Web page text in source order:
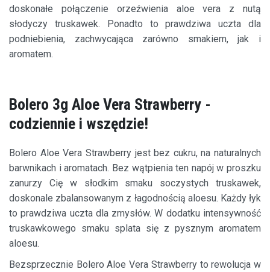
doskonałe połączenie orzeźwienia aloe vera z nutą
słodyczy truskawek. Ponadto to prawdziwa uczta dla
podniebienia, zachwycająca zarówno smakiem, jak i
aromatem.
Bolero 3g Aloe Vera Strawberry -
codziennie i wszędzie!
Bolero Aloe Vera Strawberry jest bez cukru, na naturalnych
barwnikach i aromatach. Bez wątpienia ten napój w proszku
zanurzy Cię w słodkim smaku soczystych truskawek,
doskonale zbalansowanym z łagodnością aloesu. Każdy łyk
to prawdziwa uczta dla zmysłów. W dodatku intensywność
truskawkowego smaku splata się z pysznym aromatem
aloesu.
Bezsprzecznie Bolero Aloe Vera Strawberry to rewolucja w